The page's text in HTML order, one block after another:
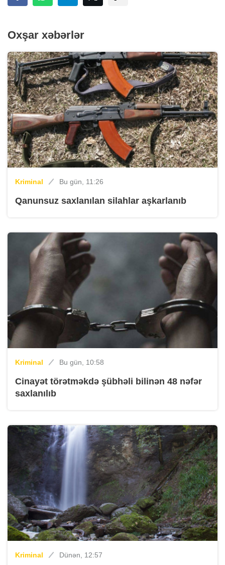
Oxşar xəbərlər
Kriminal Bu gün, 11:26
Qanunsuz saxlanılan silahlar aşkarlanıb
Kriminal Bu gün, 10:58
Cinayət törətməkdə şübhəli bilinən 48 nəfər
saxlanılıb
Kriminal Dünən, 12:57